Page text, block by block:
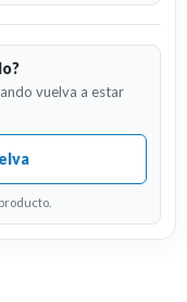
vuelva a estar